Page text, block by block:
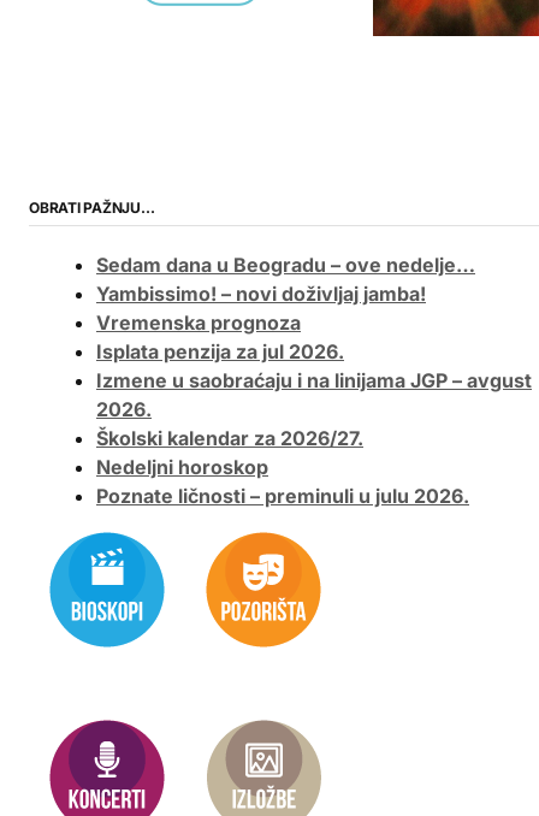
OBRATI PAŽNJU…
Sedam dana u Beogradu – ove nedelje…
Yambissimo! – novi doživljaj jamba!
Vremenska prognoza
Isplata penzija za jul 2026.
Izmene u saobraćaju i na linijama JGP – avgust
2026.
Školski kalendar za 2026/27.
Nedeljni horoskop
Poznate ličnosti – preminuli u julu 2026.